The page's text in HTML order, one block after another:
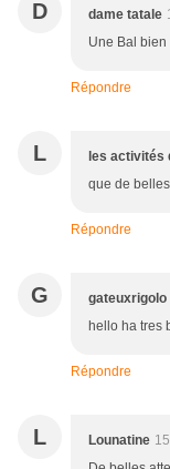
D dame tatale
Une Bal bien
Répondre
L les activités
que de
Répondre
G gateuxrigolo
hello ha tres
Répondre
L Lounatine